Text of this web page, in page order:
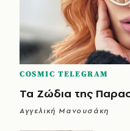
COSMIC TELEGRAM
Τα Ζώδια της
Αγγελική Μανουσάκη